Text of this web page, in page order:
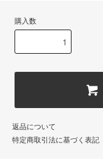
購入数
返品について
特定商取引法に基づく表記